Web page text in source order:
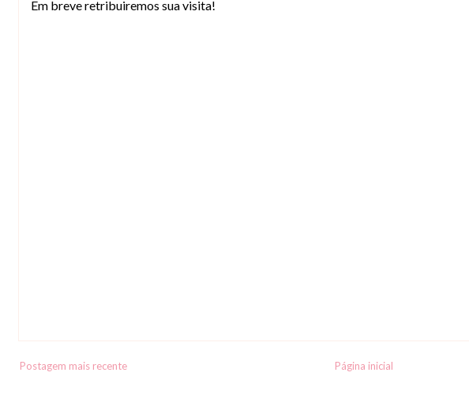
Em breve retribuiremos sua visita!
Postagem mais recente Página inicial